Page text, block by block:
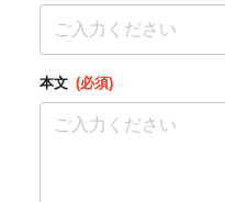
本文 (必須)